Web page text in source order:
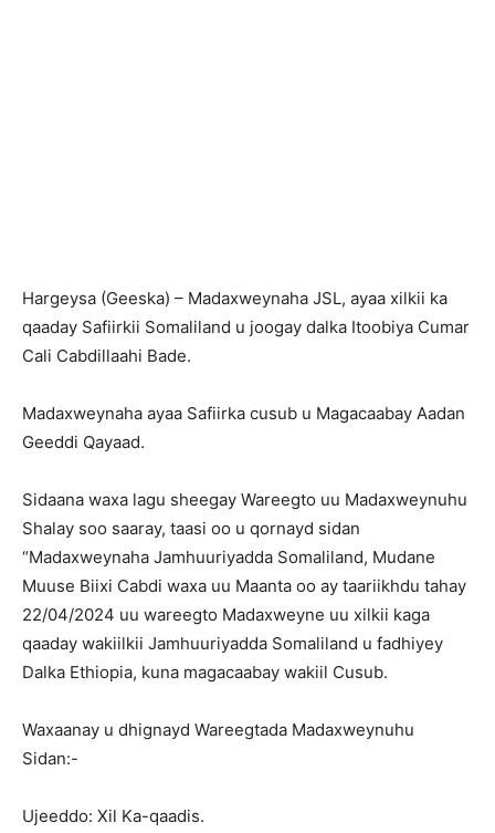
Hargeysa (Geeska) – Madaxweynaha JSL, ayaa xilkii ka
qaaday Safiirkii Somaliland u joogay dalka Itoobiya Cumar
Cali Cabdillaahi Bade.
Madaxweynaha ayaa Safiirka cusub u Magacaabay Aadan
Geeddi Qayaad.
Sidaana waxa lagu sheegay Wareegto uu Madaxweynuhu
Shalay soo saaray, taasi oo u qornayd sidan
“Madaxweynaha Jamhuuriyadda Somaliland, Mudane
Muuse Biixi Cabdi waxa uu Maanta oo ay taariikhdu tahay
22/04/2024 uu wareegto Madaxweyne uu xilkii kaga
qaaday wakiilkii Jamhuuriyadda Somaliland u fadhiyey
Dalka Ethiopia, kuna magacaabay wakiil Cusub.
Waxaanay u dhignayd Wareegtada Madaxweynuhu
Sidan:-
Ujeeddo: Xil Ka-qaadis.